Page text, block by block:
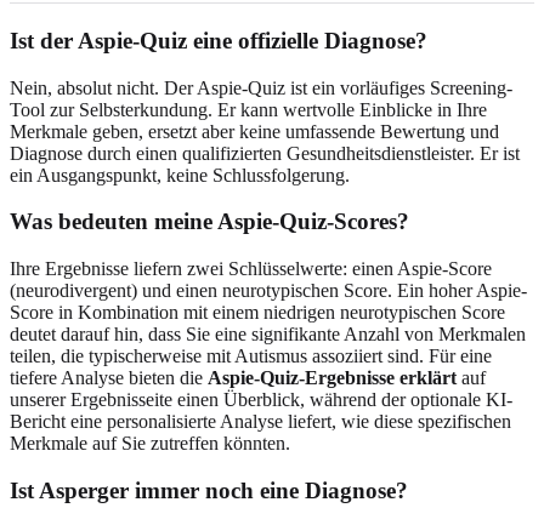
Ist der Aspie-Quiz eine offizielle Diagnose?
Nein, absolut nicht. Der Aspie-Quiz ist ein vorläufiges Screening-
Tool zur Selbsterkundung. Er kann wertvolle Einblicke in Ihre
Merkmale geben, ersetzt aber keine umfassende Bewertung und
Diagnose durch einen qualifizierten Gesundheitsdienstleister. Er ist
ein Ausgangspunkt, keine Schlussfolgerung.
Was bedeuten meine Aspie-Quiz-Scores?
Ihre Ergebnisse liefern zwei Schlüsselwerte: einen Aspie-Score
(neurodivergent) und einen neurotypischen Score. Ein hoher Aspie-
Score in Kombination mit einem niedrigen neurotypischen Score
deutet darauf hin, dass Sie eine signifikante Anzahl von Merkmalen
teilen, die typischerweise mit Autismus assoziiert sind. Für eine
tiefere Analyse bieten die Aspie-Quiz-Ergebnisse erklärt auf
unserer Ergebnisseite einen Überblick, während der optionale KI-
Bericht eine personalisierte Analyse liefert, wie diese spezifischen
Merkmale auf Sie zutreffen könnten.
Ist Asperger immer noch eine Diagnose?